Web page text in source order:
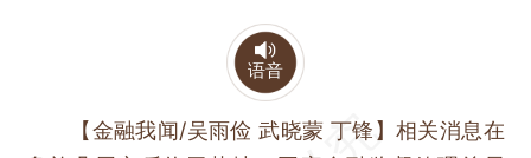
语音
【金融我闻/吴雨俭 武晓蒙 丁锋】相关消息在